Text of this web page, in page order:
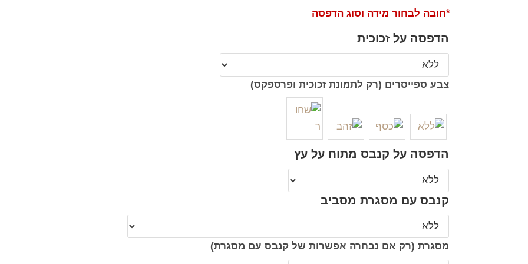
*חובה לבחור מידה וסוג הדפסה
הדפסה על זכוכית
צבע ספייסרים (רק לתמונת זכוכית ופרספקס)
הדפסה על קנבס מתוח על עץ
קנבס עם מסגרת מסביב
מסגרת (רק אם נבחרה אפשרות של קנבס עם מסגרת)